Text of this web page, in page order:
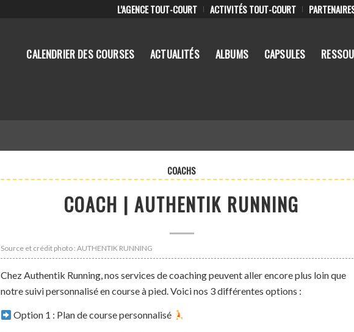
L’AGENCE TOUT-COURT ACTIVITÉS TOUT-COURT
CALENDRIER DES COURSES ACTUALITÉS ALBUMS CAPSULES
COACHS
COACH | AUTHENTIK RUNNING
Source et crédit photo : AUTHENTIK RUNNING
Chez Authentik Running, nos services de coaching peuvent aller encore plus loin que
notre suivi personnalisé en course à pied. Voici nos 3 différentes options :
Option 1 : Plan de course personnalisé